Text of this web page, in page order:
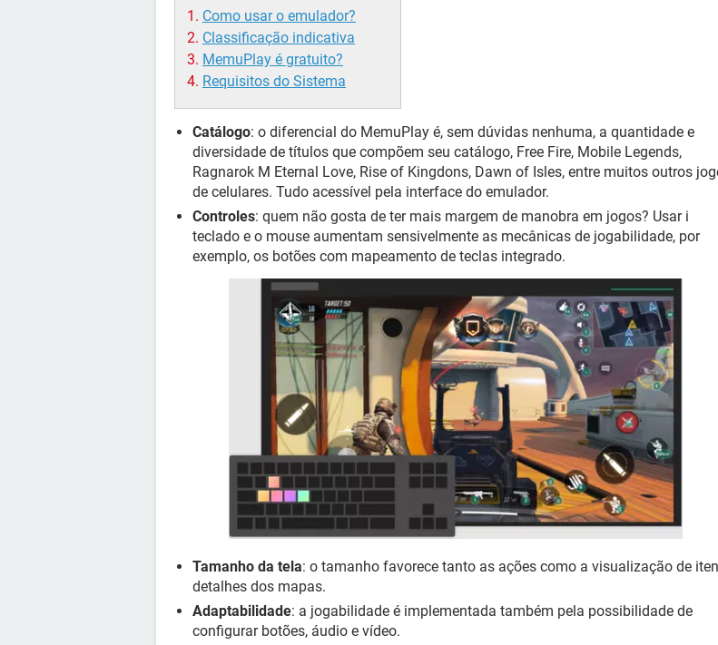
Como usar o emulador?
Classificação indicativa
MemuPlay é gratuito?
Requisitos do Sistema
Catálogo: o diferencial do MemuPlay é, sem dúvidas nenhuma, a quantidade e
diversidade de títulos que compõem seu catálogo, Free Fire, Mobile Legends,
Ragnarok M Eternal Love, Rise of Kingdons, Dawn of Isles, entre muitos outros
de celulares. Tudo acessível pela interface do emulador.
Controles: quem não gosta de ter mais margem de manobra em jogos? Usar i
teclado e o mouse aumentam sensivelmente as mecânicas de jogabilidade, por
exemplo, os botões com mapeamento de teclas integrado.
Tamanho da tela: o tamanho favorece tanto as ações como a visualização de
detalhes dos mapas.
Adaptabilidade: a jogabilidade é implementada também pela possibilidade de
configurar botões, áudio e vídeo.